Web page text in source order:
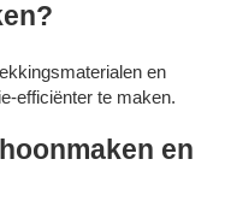
en
efficiënter te maken.
en